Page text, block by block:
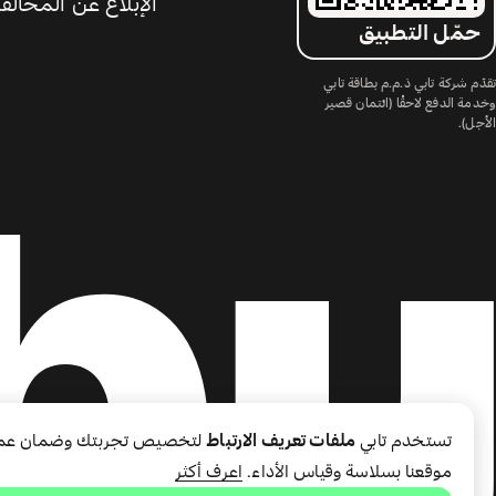
حمّل التطبيق
تقدّم شركة تابي ذ.م.م بطاقة تابي
وخدمة الدفع لاحقًا (ائتمان قصير
الأجل).
الإبلاغ عن
تستخدم تابي ملفات تعريف الارتباطلتخصيص تجربتك وضمان
موقعنا بسلاسة وقياس الأداء. اعرف أكثر